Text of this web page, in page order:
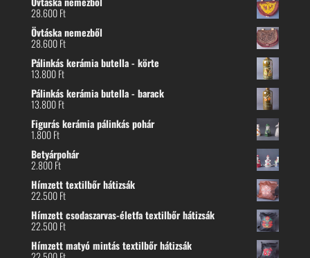
28.600Ft
Övtáska nemezből
28.600Ft
Pálinkás kerámia butella - körte
13.800Ft
Pálinkás kerámia butella - barack
13.800Ft
Figurás kerámia pálinkás pohár
1.800Ft
Betyárpohár
2.800Ft
Hímzett textilbőr hátizsák
22.500Ft
Hímzett csodaszarvas-életfa textilbőr hátizsák
22.500Ft
Hímzett matyó mintás textilbőr hátizsák